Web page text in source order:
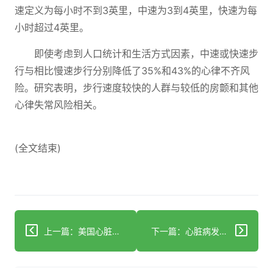
速定义为每小时不到3英里，中速为3到4英里，快速为每
小时超过4英里。
即使考虑到人口统计和生活方式因素，中速或快速步
行与相比慢速步行分别降低了35%和43%的心律不齐风
险。研究表明，步行速度较快的人群与较低的房颤和其他
心律失常风险相关。
(全文结束)
上一篇：美国心脏协会研究：心脏病死亡率50年下降90%，但其他病症激增 下一篇：心脏病发作死亡率下降89%，其他心脏疾病死亡率上升：需知的5件事